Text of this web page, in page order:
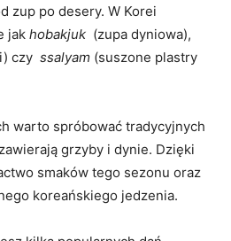
zup po desery. ‌W⁣ Korei
​jak hobakjuk ‌ (zupa dyniowa),
czy ssalyam (suszone plastry
warto spróbować tradycyjnych
grzyby⁤ i dynie. Dzięki
smaków tego sezonu ‌oraz
koreańskiego jedzenia.